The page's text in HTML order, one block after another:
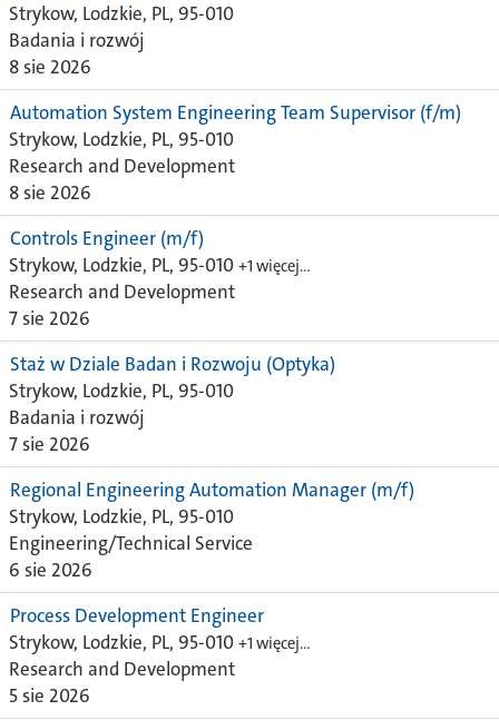
Strykow, Lodzkie, PL, 95-010
Badania i rozwój
8 sie 2026
Automation System Engineering Team Supervisor (f/m)
Strykow, Lodzkie, PL, 95-010
Research and Development
8 sie 2026
Controls Engineer (m/f)
Strykow, Lodzkie, PL, 95-010 +1 więcej…
Research and Development
7 sie 2026
Staż w Dziale Badan i Rozwoju (Optyka)
Strykow, Lodzkie, PL, 95-010
Badania i rozwój
7 sie 2026
Regional Engineering Automation Manager (m/f)
Strykow, Lodzkie, PL, 95-010
Engineering/Technical Service
6 sie 2026
Process Development Engineer
Strykow, Lodzkie, PL, 95-010 +1 więcej…
Research and Development
5 sie 2026